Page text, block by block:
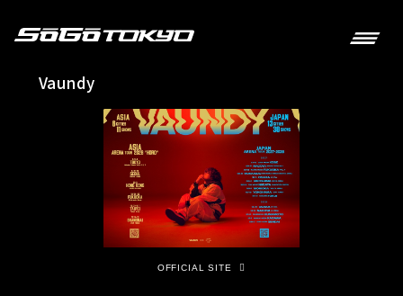
Vaundy
OFFICIAL SITE